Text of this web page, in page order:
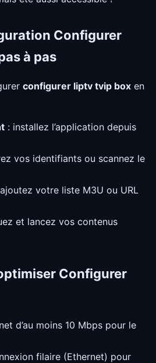
Configurer
à pas
configurer liptv tvip box en
: installez l’application depuis
vos identifiants ou scannez le
votre liste M3U ou URL
et lancez vos contenus
Configurer
d’au moins 10 Mbps pour le
filaire (Ethernet) pour